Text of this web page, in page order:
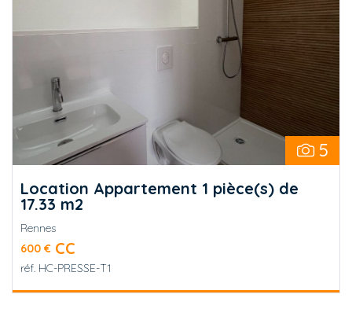
5
Location Appartement 1 pièce(s) de
17.33 m2
Rennes
600 € CC
réf. HC-PRESSE-T1